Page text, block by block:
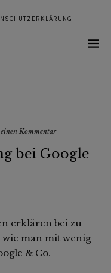
einen Kommentar
bei Google
erklären bei zu
man mit wenig
& Co.